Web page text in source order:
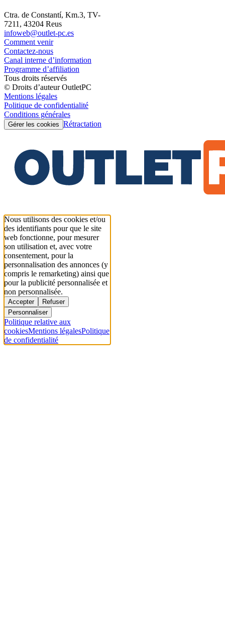
Ctra. de Constantí, Km.3, TV-
7211, 43204 Reus
infoweb@outlet-pc.es
Comment venir
Contactez-nous
Canal interne d’information
Programme d’affiliation
Tous droits réservés
© Droits d’auteur OutletPC
Mentions légales
Politique de confidentialité
Conditions générales
Gérer les cookies Rétractation
Nous utilisons des cookies et/ou
des identifiants pour que le site
web fonctionne, pour mesurer
son utilisation et, avec votre
consentement, pour la
personnalisation des annonces (y
compris le remarketing) ainsi que
pour la publicité personnalisée et
non personnalisée.
Accepter
Refuser
Personnaliser
Politique relative aux
cookiesMentions légalesPolitique
de confidentialité